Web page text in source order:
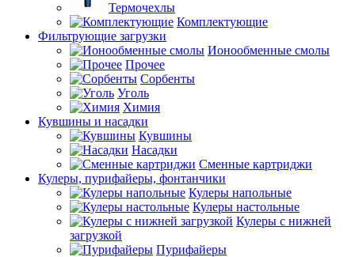
Термочехлы
Комплектующие
Фильтрующие загрузки
Ионообменные смолы
Прочее
Сорбенты
Уголь
Химия
Кувшины и насадки
Кувшины
Насадки
Сменные картриджи
Кулеры, пурифайеры, фонтанчики
Кулеры напольные
Кулеры настольные
Кулеры с нижней
загрузкой
Пурифайеры